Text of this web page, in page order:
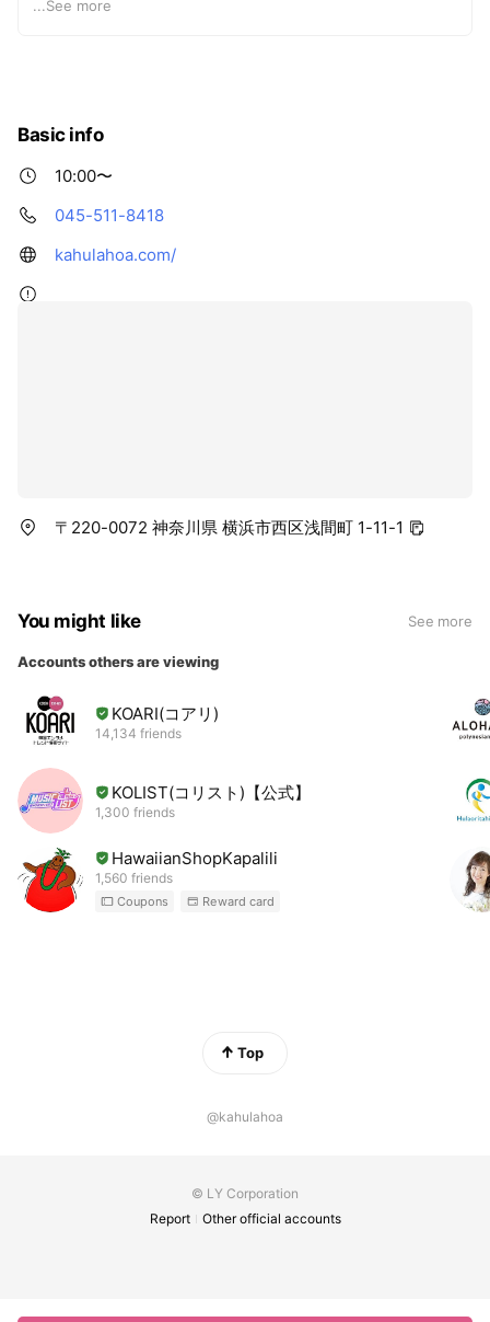
...See more
Basic info
10:00〜
045-511-8418
kahulahoa.com/
〒220-0072 神奈川県 横浜市西区浅間町 1-11-1
You might like See more
Accounts others are viewing
KOARI(コアリ)
14,134 friends
KOLIST(コリスト)【公式】
1,300 friends
HawaiianShopKapalili
1,560 friends
Coupons Reward card
Top
@kahulahoa
© LY Corporation
Report
Other official accounts